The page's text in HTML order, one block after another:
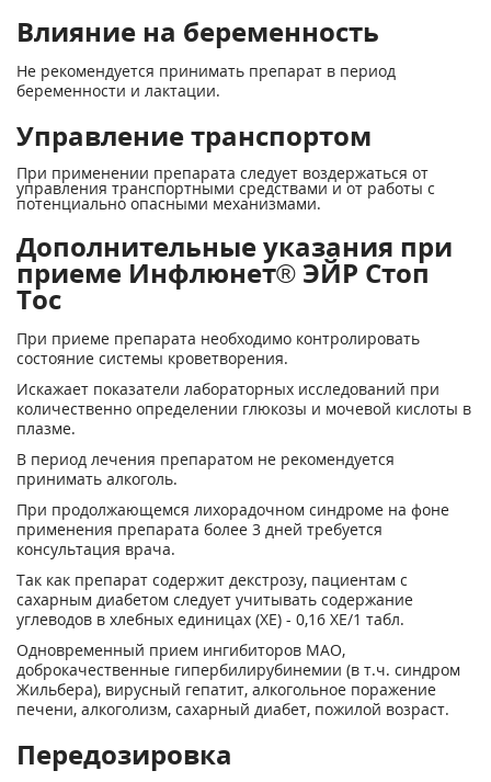
Влияние на беременность
Не рекомендуется принимать препарат в период
беременности и лактации.
Управление транспортом
При применении препарата следует воздержаться от
управления транспортными средствами и от работы с
потенциально опасными механизмами.
Дополнительные указания при
приеме Инфлюнет® ЭЙР Стоп
Тос
При приеме препарата необходимо контролировать
состояние системы кроветворения.
Искажает показатели лабораторных исследований при
количественно определении глюкозы и мочевой кислоты в
плазме.
В период лечения препаратом не рекомендуется
принимать алкоголь.
При продолжающемся лихорадочном синдроме на фоне
применения препарата более 3 дней требуется
консультация врача.
Так как препарат содержит декстрозу, пациентам с
сахарным диабетом следует учитывать содержание
углеводов в хлебных единицах (ХЕ) - 0,16 ХЕ/1 табл.
Одновременный прием ингибиторов МАО,
доброкачественные гипербилирубинемии (в т.ч. синдром
Жильбера), вирусный гепатит, алкогольное поражение
печени, алкоголизм, сахарный диабет, пожилой возраст.
Передозировка